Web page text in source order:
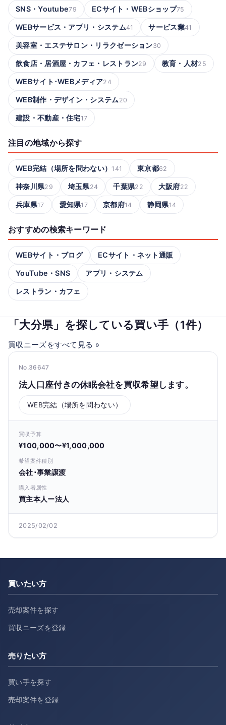
SNS・Youtube79 ECサイト・WEBショップ75
WEBサービス・アプリ・システム41 サービス業41
美容室・エステサロン・リラクゼーション30
飲食店・居酒屋・カフェ・レストラン29 教育・人材25
WEBサイト･WEBメディア24
WEB制作・デザイン・システム 20
建設・不動産・住宅17
注目の地域から探す
WEB完結（場所を問わない） 141 東京都62
神奈川県29 埼玉県24 千葉県22 大阪府22
兵庫県17 愛知県17 京都府14 静岡県14
おすすめの検索キーワード
WEBサイト・ブログ ECサイト・ネット通販
YouTube・SNS アプリ・システム
レストラン・カフェ
「大分県」を探している買い手（1件）
買収ニーズをすべて見る »
No.36647
法人口座付きの休眠会社を買収希望します。
WEB完結（場所を問わない）
買収予算
¥100,000〜¥1,000,000
希望案件種別
会社･事業譲渡
購入者属性
買主本人ー法人
2025/02/02
買いたい方
売却案件を探す
買収ニーズを登録
売りたい方
買い手を探す
売却案件を登録